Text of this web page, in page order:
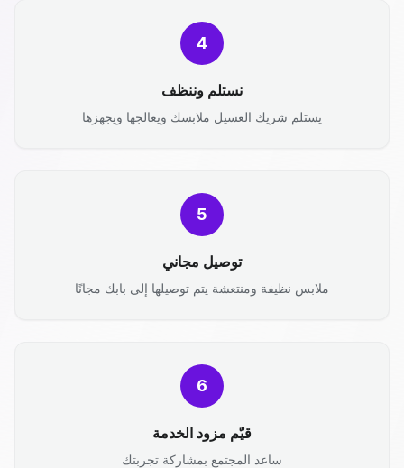
4
نستلم وننظف
يستلم شريك الغسيل ملابسك ويعالجها ويجهزها
5
توصيل مجاني
ملابس نظيفة ومنتعشة يتم توصيلها إلى بابك مجانًا
6
قيّم مزود الخدمة
ساعد المجتمع بمشاركة تجربتك